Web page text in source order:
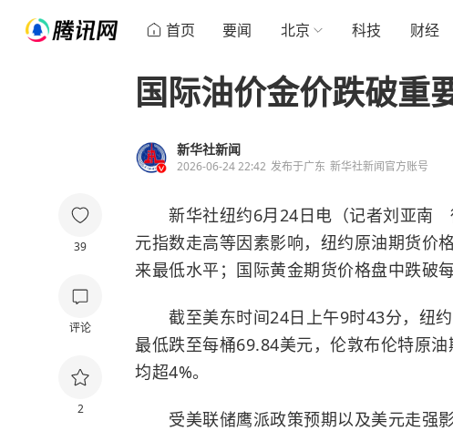
首页 要闻 北京 科技 财经
39
评论
2
国际油价金价跌破重
新华社新闻
2026-06-24 22:42 发布于广东 新华社新闻官方账号
新华社纽约6月24日电（记者刘亚南
元指数走高等因素影响，纽约原油期货价
来最低水平；国际黄金期货价格盘中跌破
截至美东时间24日上午9时43分，纽约
最低跌至每桶69.84美元，伦敦布伦特原
均超4%。
受美联储鹰派政策预期以及美元走强